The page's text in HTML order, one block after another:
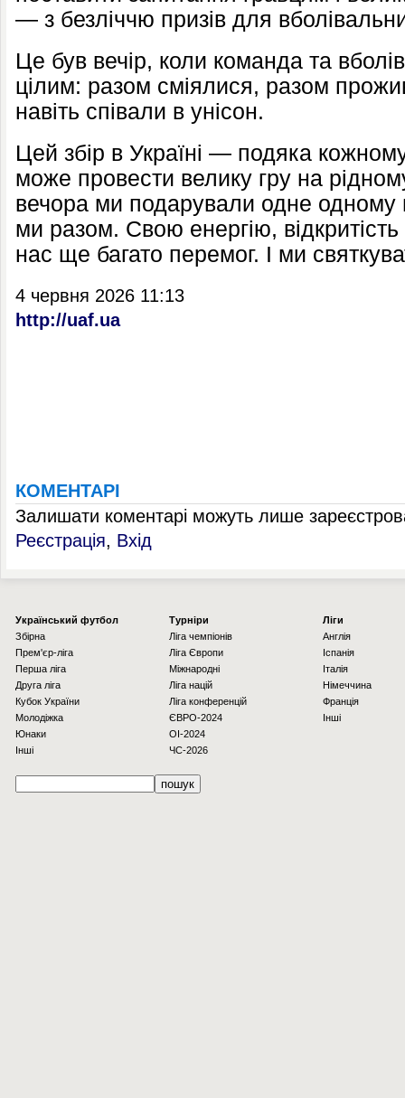
— з безліччю призів для
Це був вечір, коли команда та
цілим: разом сміялися, разом
навіть співали в унісон.
Цей збір в Україні — подяка
може провести велику гру на
вечора ми подарували одне одному
ми разом. Свою енергію,
нас ще багато перемог. І ми
4 червня 2026 11:13
http://uaf.ua
КОМЕНТАРІ
Залишати коментарі можуть лише
Реєстрація, Вхід
Українcький футбол
Збірна
Прем'єр-ліга
Перша ліга
Друга ліга
Кубок України
Молодіжка
Юнаки
Інші
Турніри
Ліга чемпіонів
Ліга Європи
Міжнародні
Ліга націй
Ліга конференцій
ЄВРО-2024
OI-2024
ЧС-2026
Ліги
Англія
Іспанія
Італія
Німеччина
Франція
Інші